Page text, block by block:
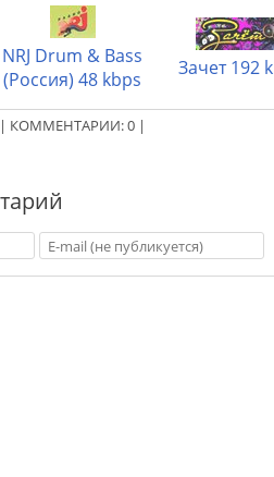
NRJ Drum & Bass
(Россия) 48 kbps
Зачет 192
| КОММЕНТАРИИ:0 |